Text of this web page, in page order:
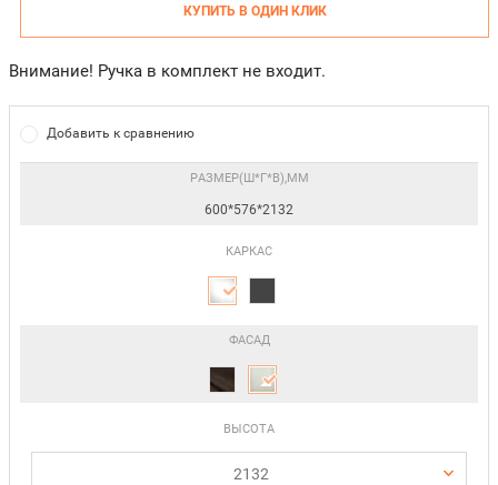
КУПИТЬ В ОДИН КЛИК
Внимание! Ручка в комплект не входит.
Добавить к сравнению
РАЗМЕР(Ш*Г*В),ММ
600*576*2132
КАРКАС
ФАСАД
ВЫСОТА
2132